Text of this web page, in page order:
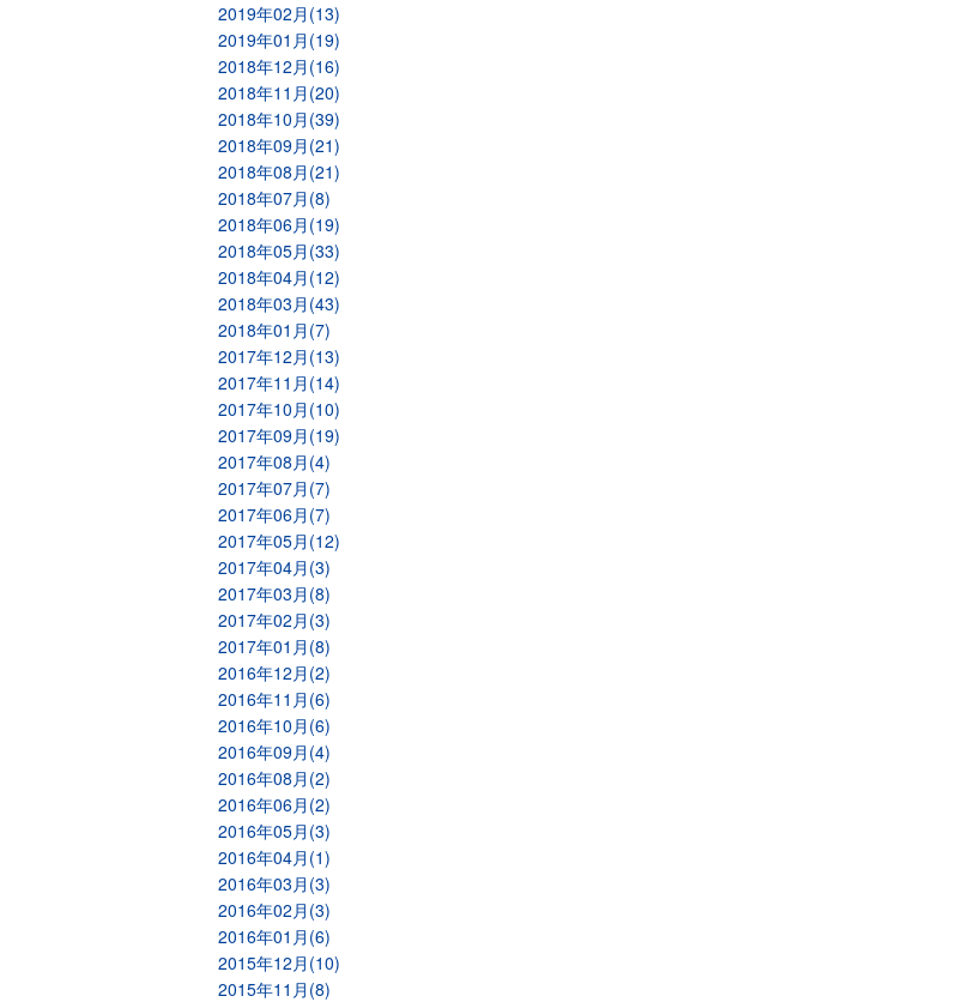
2019年02月(13)
2019年01月(19)
2018年12月(16)
2018年11月(20)
2018年10月(39)
2018年09月(21)
2018年08月(21)
2018年07月(8)
2018年06月(19)
2018年05月(33)
2018年04月(12)
2018年03月(43)
2018年01月(7)
2017年12月(13)
2017年11月(14)
2017年10月(10)
2017年09月(19)
2017年08月(4)
2017年07月(7)
2017年06月(7)
2017年05月(12)
2017年04月(3)
2017年03月(8)
2017年02月(3)
2017年01月(8)
2016年12月(2)
2016年11月(6)
2016年10月(6)
2016年09月(4)
2016年08月(2)
2016年06月(2)
2016年05月(3)
2016年04月(1)
2016年03月(3)
2016年02月(3)
2016年01月(6)
2015年12月(10)
2015年11月(8)